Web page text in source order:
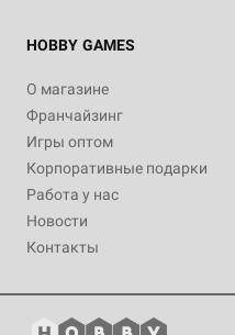
HOBBY GAMES
О магазине
Франчайзинг
Игры оптом
Корпоративные подарки
Работа у нас
Новости
Контакты